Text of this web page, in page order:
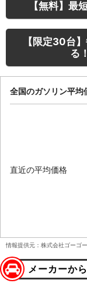
【無料】最
【限定30台
る
全国のガソリン平均
直近の平均価格
情報提供元：株式会社ゴーゴ
メーカーか